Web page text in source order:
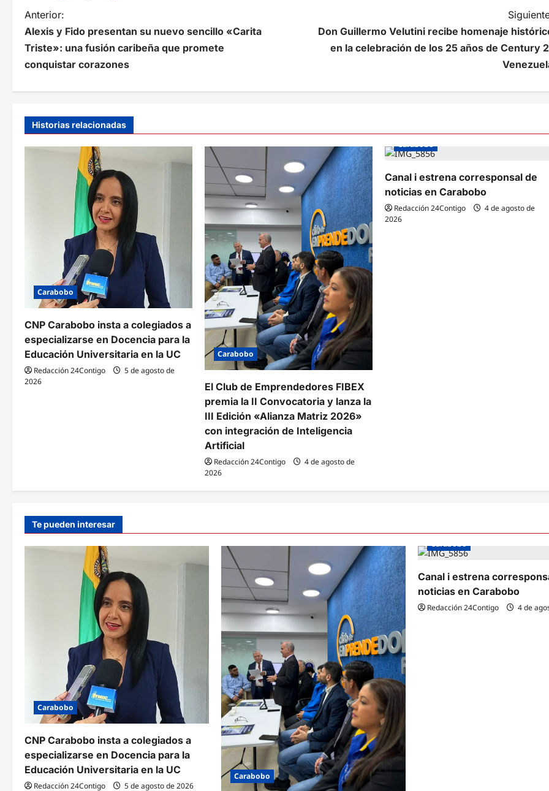
N
a
v
c
t
r
a
Anterior:
Alexis y Fido presentan su nuevo sencillo «Carita
Triste»: una fusión caribeña que promete
conquistar corazones
Don Guillermo Velutini recibe homenaje
en la celebración de los 25 años de Century
Historias relacionadas
Carabobo
CNP Carabobo insta a colegiados a
especializarse en Docencia para la
Educación Universitaria en la UC
Redacción 24Contigo
5 de agosto de
2026
Carabobo
El Club de Emprendedores FIBEX
premia la II Convocatoria y lanza la
III Edición «Alianza Matriz 2026»
con integración de Inteligencia
Artificial
Redacción 24Contigo
4 de agosto de
2026
Carabobo
Canal i estrena corresponsal de
noticias en Carabobo
Redacción 24Contigo
4 de agosto de
2026
Te pueden interesar
Carabobo
CNP Carabobo insta a colegiados a
especializarse en Docencia para la
Educación Universitaria en la UC
Redacción 24Contigo 5 de agosto de 2026
Carabobo
Carabobo
Canal i estrena
noticias en Carabobo
Redacción 24Contigo 4 de